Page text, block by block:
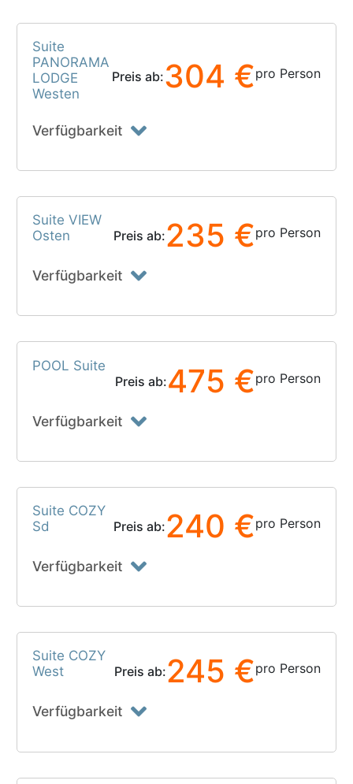
Suite
PANORAMA
LODGE
Westen
Preis ab:304 €pro Person
Verfügbarkeit
Suite VIEW
Osten
Preis ab:235 €pro Person
Verfügbarkeit
POOL Suite
Preis ab:475 €pro Person
Verfügbarkeit
Suite COZY
Sd
Preis ab:240 €pro Person
Verfügbarkeit
Suite COZY
West
Preis ab:245 €pro Person
Verfügbarkeit